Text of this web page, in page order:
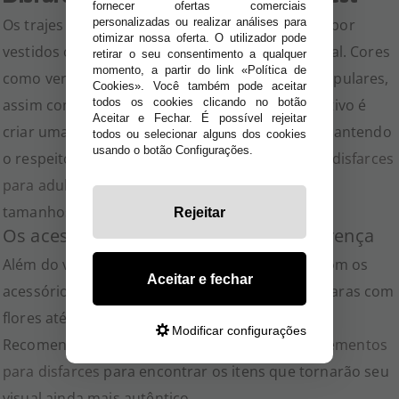
Os trajes femininos são compostos geralmente por
vestidos com corpete justo, saia rodada e avental. Cores
como vermelho, azul, verde e rosa são muito populares,
assim como detalhes florais e bordados. O objetivo é
criar uma imagem alegre, folclórica e sensual, mantendo
o respeito pelas tradições. Na nossa seleção de disfarces
para adultos
, encontrará modelos em diversos
tamanhos e estilos para brilhar na festa.
Os acessórios certos fazem toda a diferença
Além do vestido, é essencial completar o look com os
acessórios adequados. Pode encontrar desde tiaras com
flores até meias de renda e sapatos típicos.
Recomendamos visitar a nossa seção de complementos
para disfarces para encontrar os itens que tornarão seu
fornecer ofertas comerciais
personalizadas ou realizar análises para
otimizar nossa oferta. O utilizador pode
retirar o seu consentimento a qualquer
momento, a partir do link «Política de
Cookies». Você também pode aceitar
todos os cookies clicando no botão
Aceitar e Fechar. É possível rejeitar
todos ou selecionar alguns dos cookies
usando o botão Configurações.
Rejeitar
Aceitar e fechar
Modificar configurações